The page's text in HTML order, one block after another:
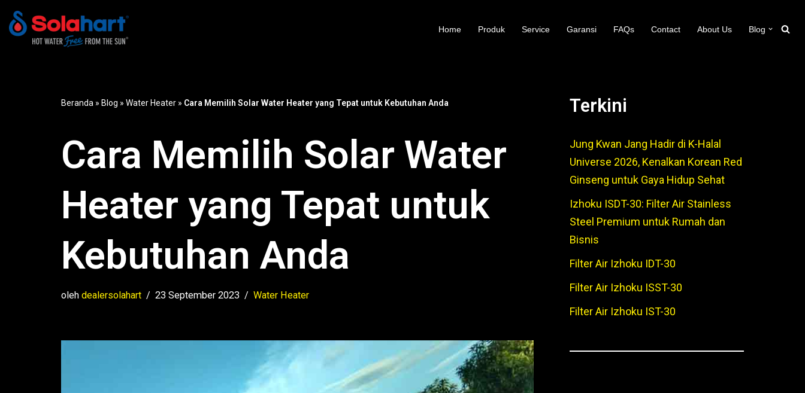
Lompat
Home Produk Service Garansi FAQs Contact About Us Blog
Beranda » Blog » Water Heater » Cara Memilih Solar Water Heater yang Tepat untuk Kebutuhan Anda
Cara Memilih Solar Water
Heater yang Tepat untuk
Kebutuhan Anda
oleh dealersolahart 23 September 2023 Water Heater
Terkini
Jung Kwan Jang Hadir di K-Halal
Universe 2026, Kenalkan Korean Red
Ginseng untuk Gaya Hidup Sehat
Izhoku ISDT-30: Filter Air Stainless
Steel Premium untuk Rumah dan
Bisnis
Filter Air Izhoku IDT-30
Filter Air Izhoku ISST-30
Filter Air Izhoku IST-30